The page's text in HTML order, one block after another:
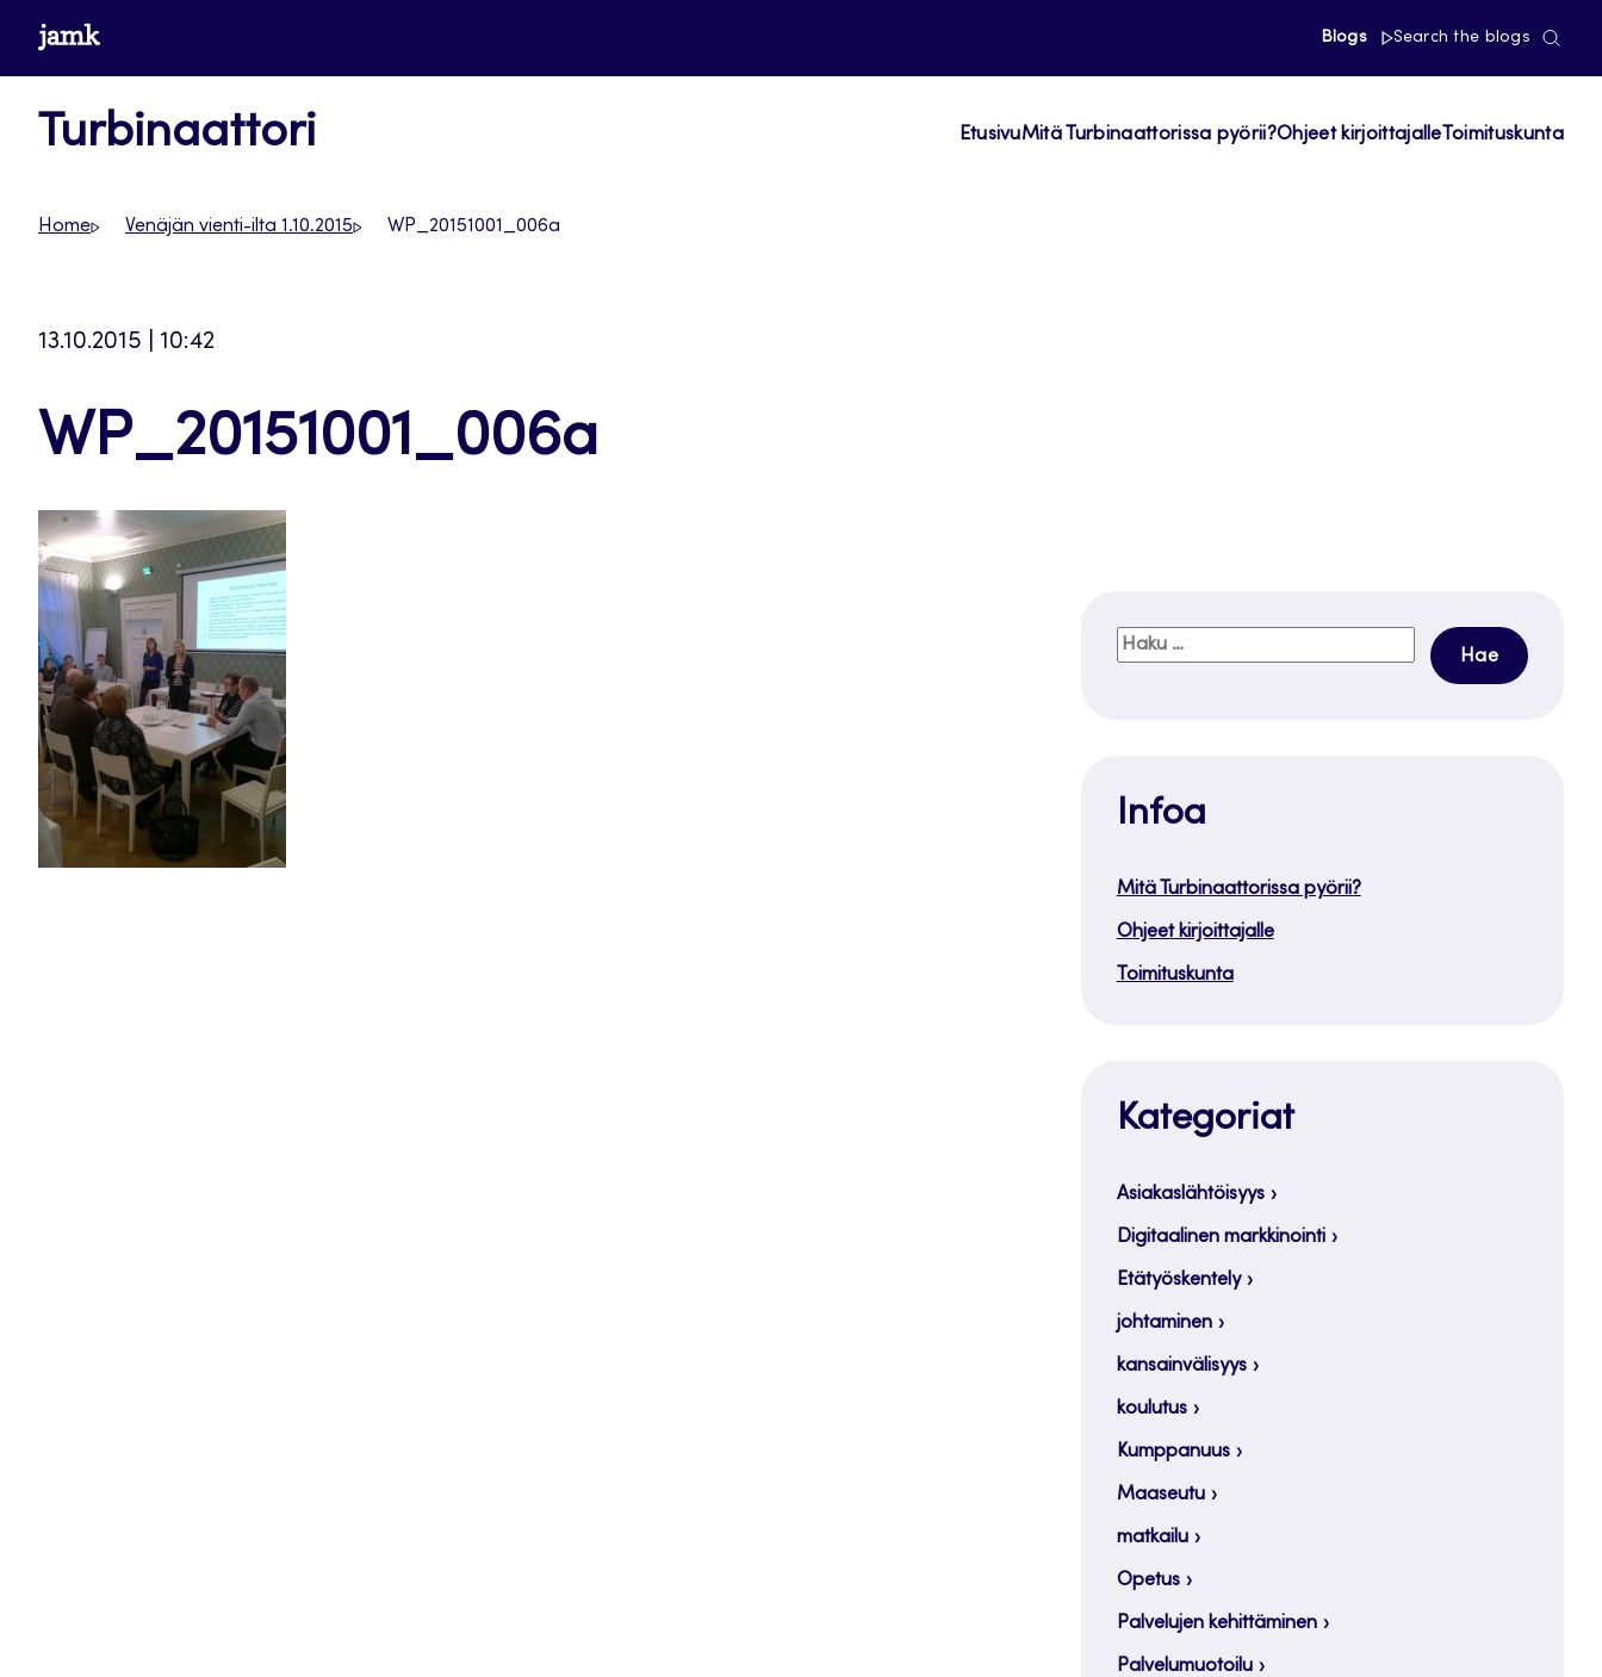
Siirrywww.jamk.fi Blogs Search the blogs
Turbinaattori EtusivuMitä Turbinaattorissa pyörii?Ohjeet kirjoittajalle Toimituskunta
Home Venäjän vienti-ilta 1.10.2015 WP_20151001_006a
13.10.2015 | 10:42
WP_20151001_006a
Haku:
Infoa
Mitä Turbinaattorissa pyörii?
Ohjeet kirjoittajalle
Toimituskunta
Kategoriat
Asiakaslähtöisyys
Digitaalinen markkinointi
Etätyöskentely
johtaminen
kansainvälisyys
koulutus
Kumppanuus
Maaseutu
matkailu
Opetus
Palvelujen kehittäminen
Palvelumuotoilu